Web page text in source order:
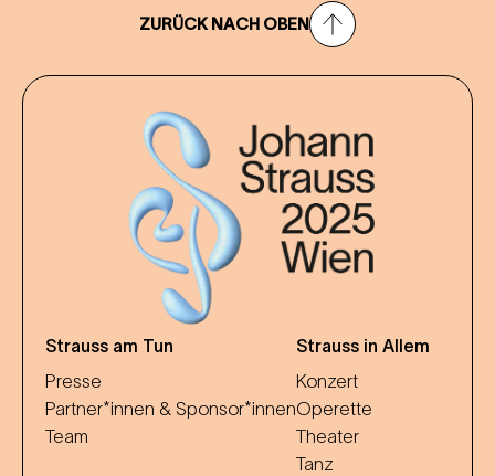
ZURÜCK NACH OBEN
Strauss am Tun
Presse
Partner*innen & Sponsor*innen
Team
Strauss in Allem
Konzert
Operette
Theater
Tanz